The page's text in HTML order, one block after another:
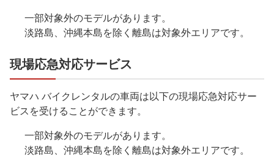
一部対象外のモデルがあります。
淡路島、沖縄本島を除く離島は対象外エリアです。
現場応急対応サービス
ヤマハ バイクレンタルの車両は以下の現場応急対応サー
ビスを受けることができます。
一部対象外のモデルがあります。
淡路島、沖縄本島を除く離島は対象外エリアです。